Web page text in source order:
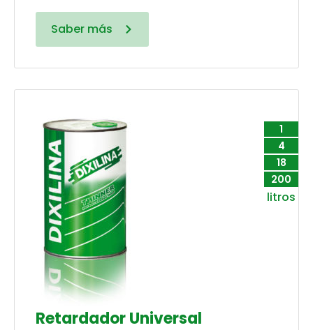
Saber más
1
4
18
200
litros
Retardador Universal